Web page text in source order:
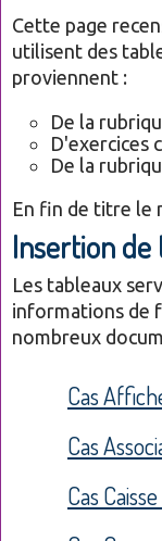
Cette page
utilisent des
proviennent :
De la
D'exercices
De la
En fin de titre le
Insertion de
Les tableaux
informations de
nombreux
Cas
Cas
Cas